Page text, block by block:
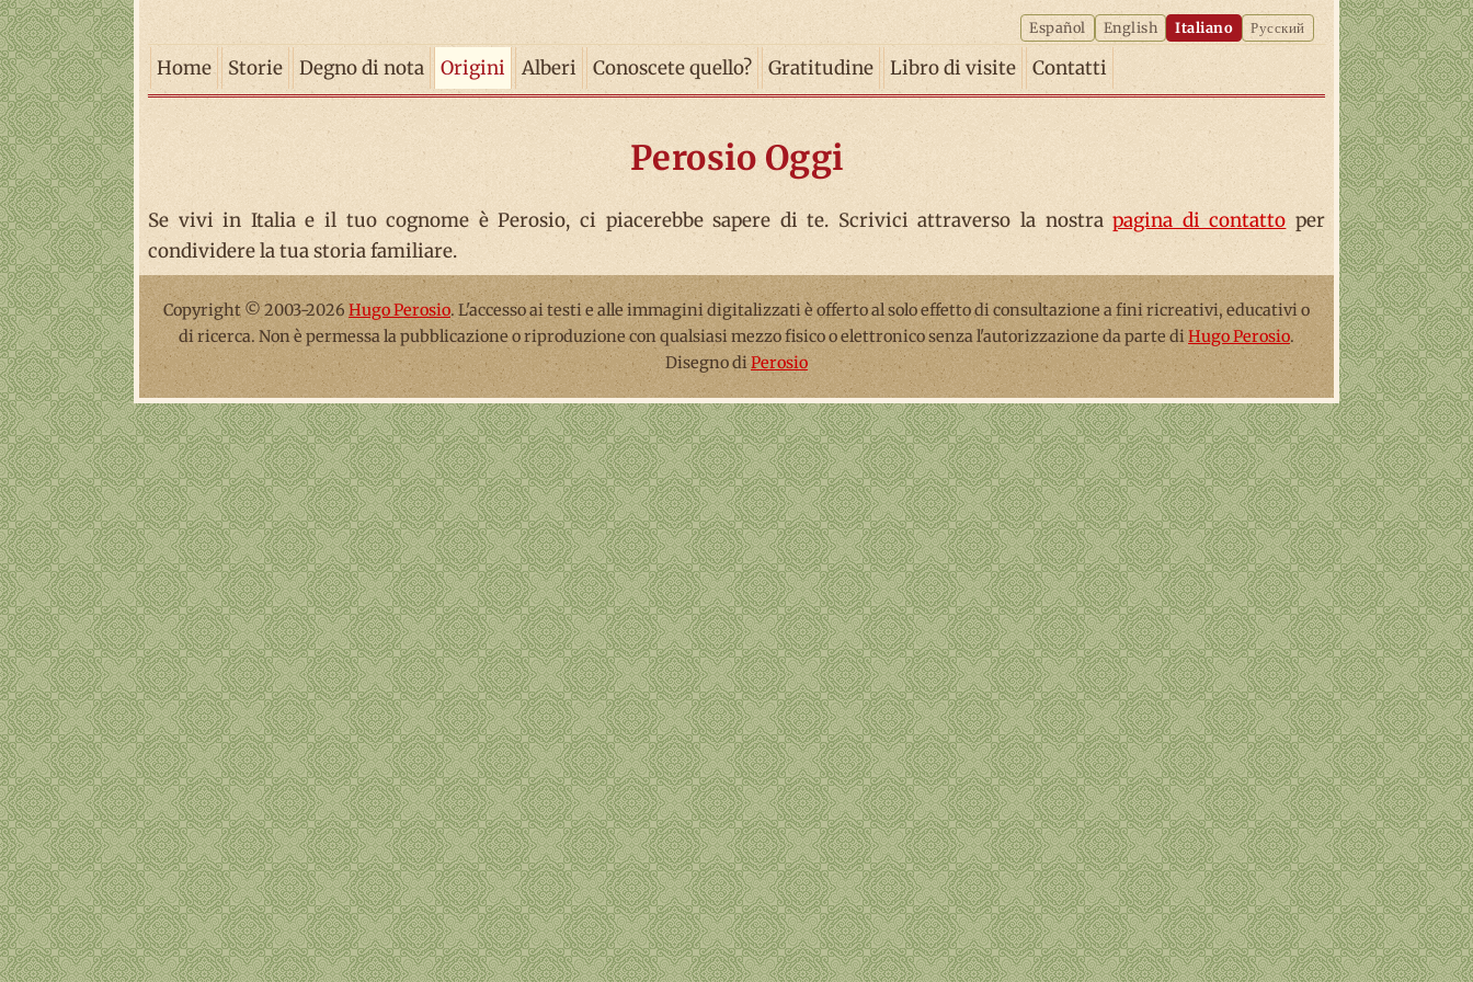
Español English Italiano Русский
Home Storie Degno di nota Origini Alberi Conoscete quello? Gratitudine Libro di visite Contatti
Perosio Oggi
Se vivi in Italia e il tuo cognome è Perosio, ci piacerebbe sapere di te. Scrivici attraverso la nostrapagina di contattoper
condividere la tua storia familiare.
Copyright © 2003-2026 Hugo Perosio. L'accesso ai testi e alle immagini digitalizzati è offerto al solo effetto di consultazione a fini ricreativi, educativi o
di ricerca. Non è permessa la pubblicazione o riproduzione con qualsiasi mezzo fisico o elettronico senza l'autorizzazione da parte diHugo Perosio.
Disegno diPerosio